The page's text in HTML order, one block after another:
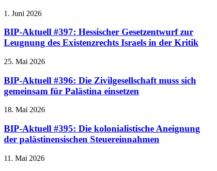
1. Juni 2026
BIP-Aktuell #397: Hessischer Gesetzentwurf zur
Leugnung des Existenzrechts Israels in der Kritik
25. Mai 2026
BIP-Aktuell #396: Die Zivilgesellschaft muss sich
gemeinsam für Palästina einsetzen
18. Mai 2026
BIP-Aktuell #395: Die kolonialistische Aneignung
der palästinensischen Steuereinnahmen
11. Mai 2026